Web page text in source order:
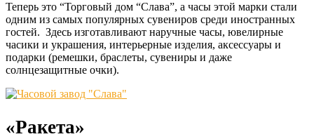
Теперь это “Торговый дом “Слава”, а часы этой марки стали
одним из самых популярных сувениров среди иностранных
гостей. Здесь изготавливают наручные часы, ювелирные
часики и украшения, интерьерные изделия, аксессуары и
подарки (ремешки, браслеты, сувениры и даже
солнцезащитные очки).
«Ракета»